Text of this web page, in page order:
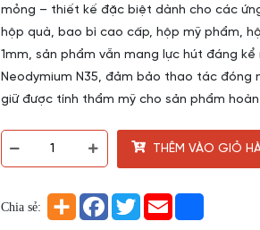
mỏng – thiết kế đặc biệt dành cho các
hộp quà, bao bì cao cấp, hộp mỹ phẩm,
1mm, sản phẩm vẫn mang lực hút đáng kể
Neodymium N35, đảm bảo thao tác đóng
giữ được tính thẩm mỹ cho sản phẩm
THÊM VÀO GIỎ
Chia sẻ: